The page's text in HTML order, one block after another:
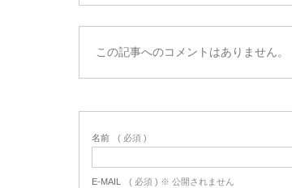
この記事へのコメントはありません。
名前 ( 必須 )
E-MAIL ( 必須 ) ※ 公開されません